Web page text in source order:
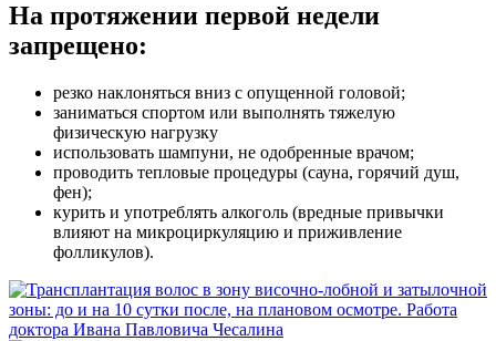
На протяжении первой недели
запрещено:
резко наклоняться вниз с опущенной головой;
заниматься спортом или выполнять тяжелую
физическую нагрузку
использовать шампуни, не одобренные врачом;
проводить тепловые процедуры (сауна, горячий душ,
фен);
курить и употреблять алкоголь (вредные привычки
влияют на микроциркуляцию и приживление
фолликулов).